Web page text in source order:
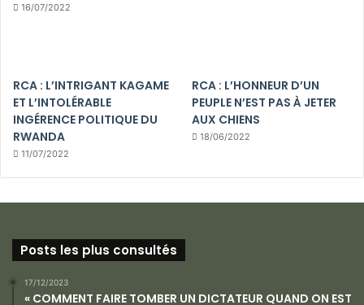
16/07/2022
RCA : L’INTRIGANT KAGAME
ET L’INTOLÉRABLE
INGÉRENCE POLITIQUE DU
RWANDA
11/07/2022
RCA : L’HONNEUR D’UN
PEUPLE N’EST PAS À JETER
AUX CHIENS
18/06/2022
Posts les plus consultés
17/12/2023
« COMMENT FAIRE TOMBER UN DICTATEUR QUAND ON EST